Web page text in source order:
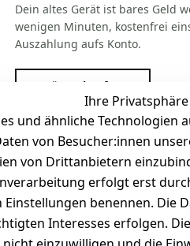
Ihre
und ähnliche Technologien
von Besucher:innen
von Drittanbietern
erfolgt erst
benennen. Die
Interesses erfolgen.
Dein altes Gerät ist bares Geld
wenigen Minuten, kostenfrei
Auszahlung aufs Konto.
Gerät verkaufen